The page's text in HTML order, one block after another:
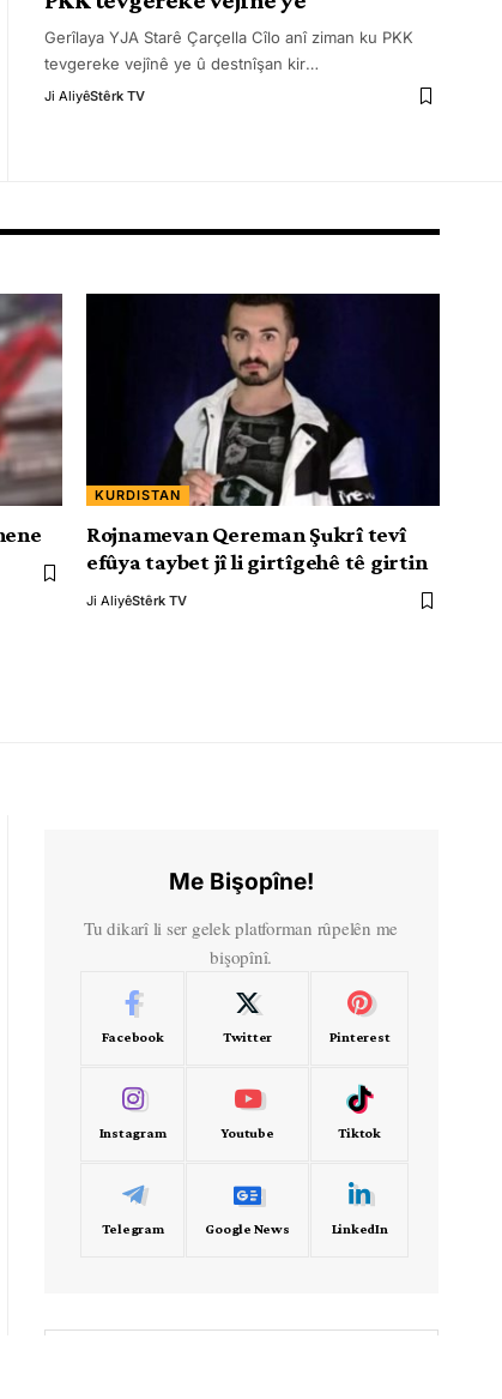
Gerîlaya YJA Starê Çarçella Cîlo anî ziman ku PKK
tevgereke vejînê ye û destnîşan kir…
Ji AliyêStêrk TV
KURDISTAN
Rojnamevan Qereman Şukrî tevî
efûya taybet jî li girtîgehê tê girtin
Ji AliyêStêrk TV
Me Bişopîne!
Tu dikarî li ser gelek platforman rûpelên me
bişopînî.
Facebook Twitter Pinterest
Instagram Youtube Tiktok
Telegram Google News LinkedIn